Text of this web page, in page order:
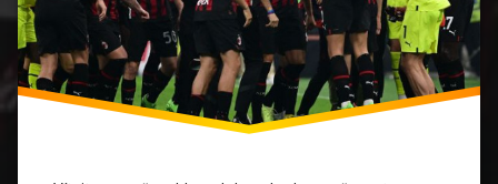
Fotbalové
strategie
Italský
fotbal